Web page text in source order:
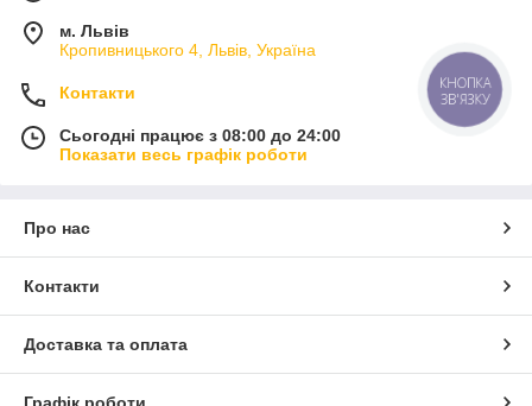
м. Львів
Кропивницького 4, Львів, Україна
Контакти
Сьогодні працює з 08:00 до 24:00
Показати весь графік роботи
Про нас
Контакти
Доставка та оплата
КНОПКА
ЗВ'ЯЗКУ